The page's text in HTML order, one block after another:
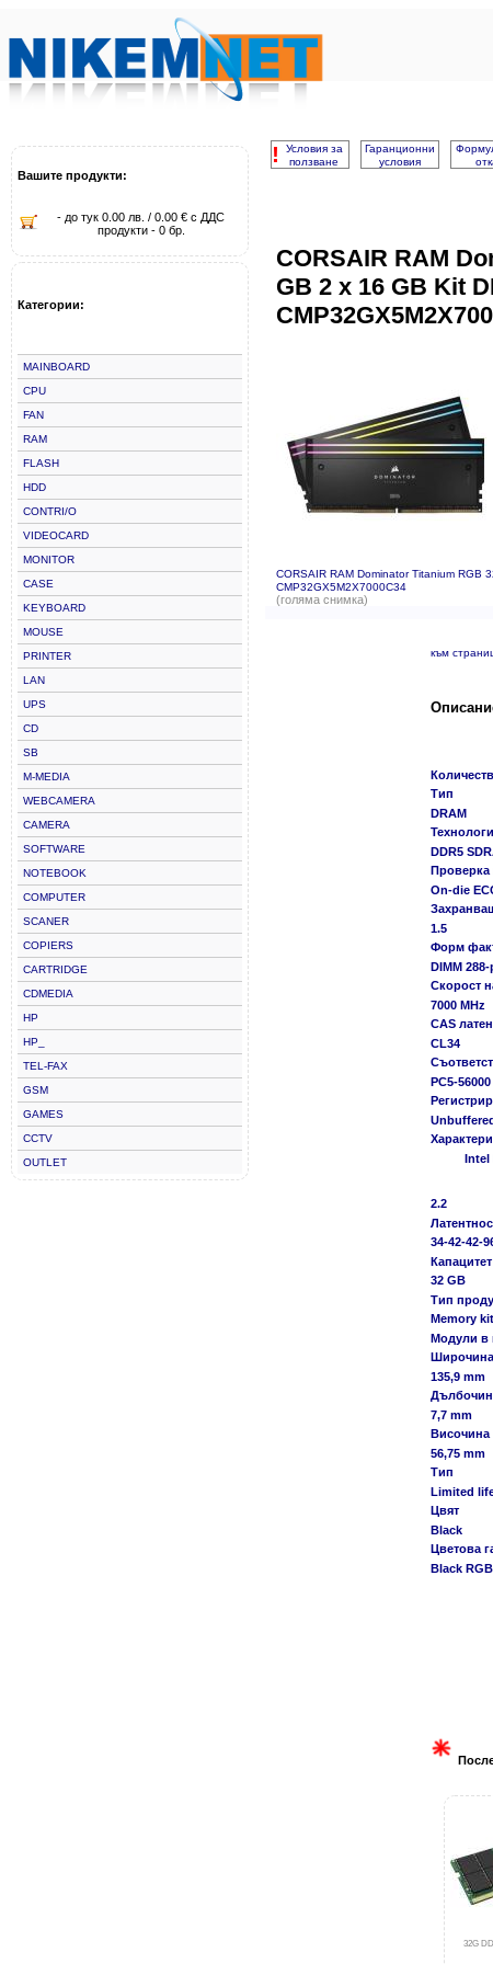
Вашите продукти:
- до тук 0.00 лв. / 0.00 € с ДДС
продукти - 0 бр.
Категории:
MAINBOARD
CPU
FAN
RAM
FLASH
HDD
CONTRI/O
VIDEOCARD
MONITOR
CASE
KEYBOARD
MOUSE
PRINTER
LAN
UPS
CD
SB
M-MEDIA
WEBCAMERA
CAMERA
SOFTWARE
NOTEBOOK
COMPUTER
SCANER
COPIERS
CARTRIDGE
CDMEDIA
HP
HP_
TEL-FAX
GSM
GAMES
CCTV
OUTLET
!
Условия за
ползване
Гаранционни
условия
CORSAIR RAM
GB 2 x 16 GB Kit
CORSAIR RAM Dominator Titanium RGB
CMP32GX5M2X7000C34
(голяма снимка)
към
Тип
DRAM
DDR5
Проверка
On-die
1.5
Форм
DIMM 288-
Скорост
7000 MHz
CAS
CL34
PC5-56000
Intel
2.2
34-42-42-
32 GB
Тип
Memory kit
Модули в
Широчина
135,9 mm
7,7 mm
Височина
56,75 mm
Тип
Limited
Цвят
Black
Цветова
Black RGB
32G